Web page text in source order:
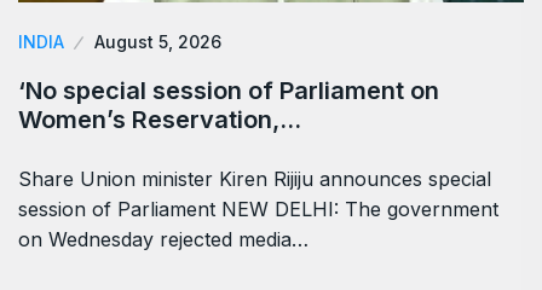
INDIA August 5, 2026
‘No special session of Parliament on
Women’s Reservation,…
Share Union minister Kiren Rijiju announces special
session of Parliament NEW DELHI: The government
on Wednesday rejected media…